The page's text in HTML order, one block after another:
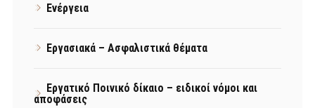
Ενέργεια
Εργασιακά – Ασφαλιστικά θέματα
Εργατικό Ποινικό δίκαιο – ειδικοί νόμοι και
αποφάσεις